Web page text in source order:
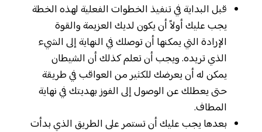
قبل البداية في تنفيذ الخطوات الفعلية لهذه الخطة
يجب عليك أولاً أن يكون لديك العزيمة والقوة
الإرادة التي يمكنها أن توصلك في النهاية إلى الشيء
الذي تريده. ويجب أن تعلم كذلك أن الشيطان
يمكن له أن يعرضك للكثير من العواقب في طريقة
حتى يعطلك عن الوصول إلى الفوز بهديتك في نهاية
المطاف.
بعدها يجب عليك أن تستمر على الطريق الذي بدأت